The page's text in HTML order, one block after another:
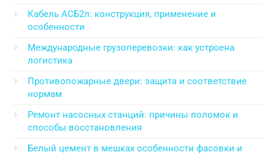
Кабель АСБ2л: конструкция, применение и
особенности
Международные грузоперевозки: как устроена
логистика
Противопожарные двери: защита и соответствие
нормам
Ремонт насосных станций: причины поломок и
способы восстановления
Белый цемент в мешках особенности фасовки и